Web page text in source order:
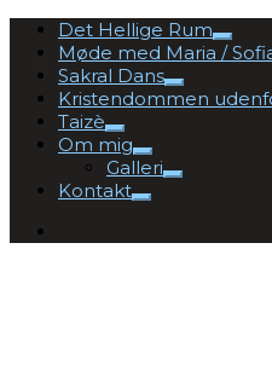
Det Hellige Rum
Møde med Maria /
Sakral Dans
Kristendommen
Taizè
Om mig
Galleri
Kontakt